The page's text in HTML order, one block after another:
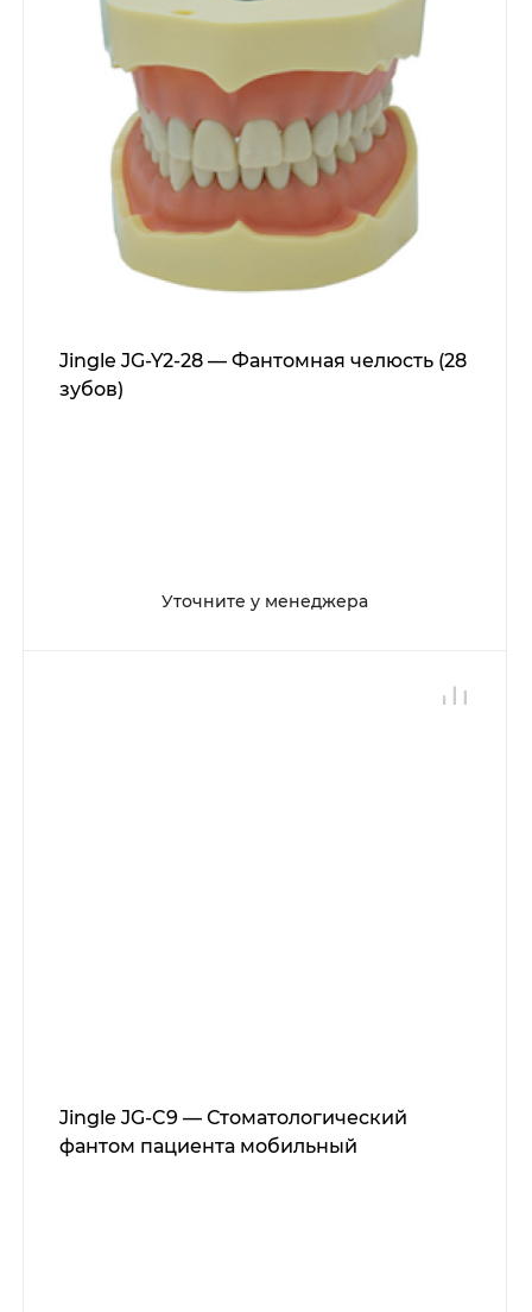
Jingle JG-Y2-28 — Фантомная челюсть (28
зубов)
Уточните у менеджера
Jingle JG-C9 — Стоматологический
фантом пациента мобильный